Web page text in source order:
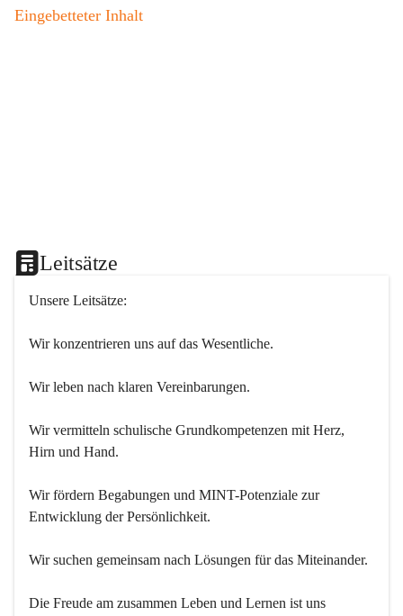
o
Eingebetteter Inhalt
Leitsätze
Unsere Leitsätze:
Wir konzentrieren uns auf das Wesentliche.
Wir leben nach klaren Vereinbarungen.
Wir vermitteln schulische Grundkompetenzen mit Herz,
Hirn und Hand.
Wir fördern Begabungen und MINT-Potenziale zur
Entwicklung der Persönlichkeit.
Wir suchen gemeinsam nach Lösungen für das Miteinander.
Die Freude am zusammen Leben und Lernen ist uns